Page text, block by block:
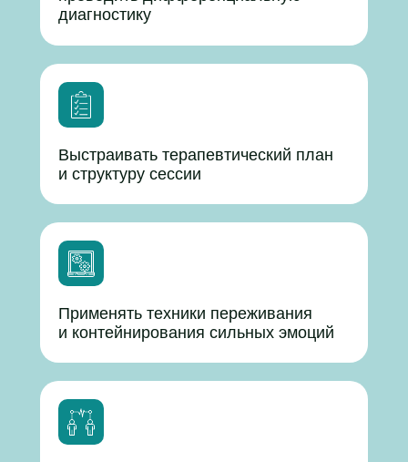
Выстраивать терапевтический план
и структуру сессии
Применять техники переживания
и контейнирования сильных эмоций
диагностику